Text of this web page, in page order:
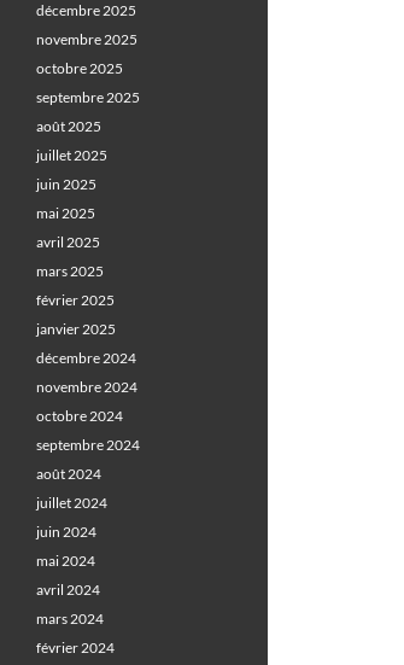
décembre 2025
novembre 2025
octobre 2025
septembre 2025
août 2025
juillet 2025
juin 2025
mai 2025
avril 2025
mars 2025
février 2025
janvier 2025
décembre 2024
novembre 2024
octobre 2024
septembre 2024
août 2024
juillet 2024
juin 2024
mai 2024
avril 2024
mars 2024
février 2024